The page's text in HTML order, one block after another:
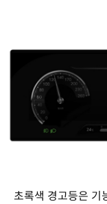
초록색 경고등은 기